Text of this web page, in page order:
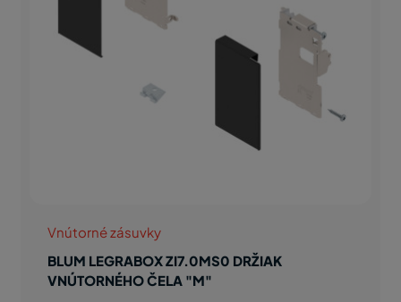
Vnútorné zásuvky
BLUM LEGRABOX ZI7.0MS0 DRŽIAK
VNÚTORNÉHO ČELA "M"